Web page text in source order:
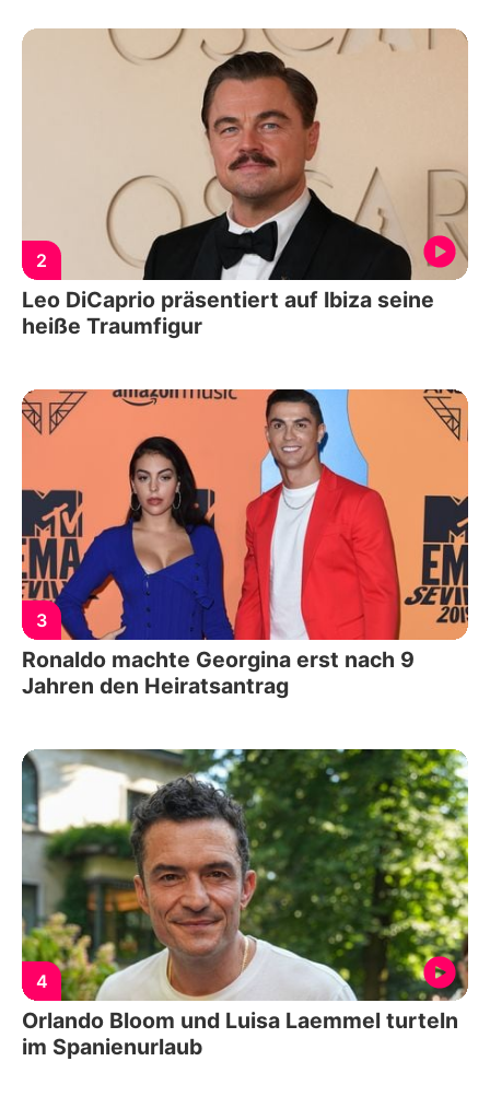
2
Leo DiCaprio präsentiert auf Ibiza seine
heiße Traumfigur
3
Ronaldo machte Georgina erst nach 9
Jahren den Heiratsantrag
4
Orlando Bloom und Luisa Laemmel turteln
im Spanienurlaub